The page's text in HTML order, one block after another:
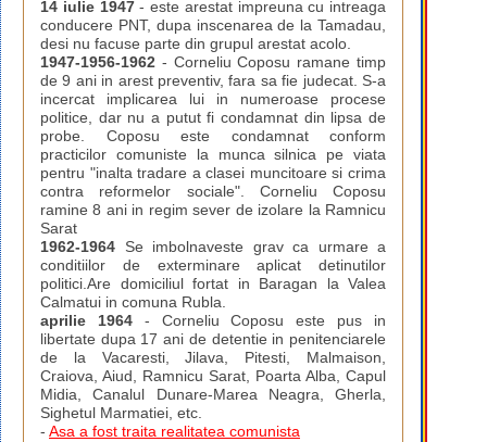
14 iulie 1947- este arestat impreuna cu intreaga
conducere PNT, dupa inscenarea de la Tamadau,
desi nu facuse parte din grupul arestat acolo.
1947-1956-1962 - Corneliu Coposu ramane timp
de 9 ani in arest preventiv, fara sa fie judecat. S-a
incercat implicarea lui in numeroase procese
politice, dar nu a putut fi condamnat din lipsa de
probe. Coposu este condamnat conform
practicilor comuniste la munca silnica pe viata
pentru "inalta tradare a clasei muncitoare si crima
contra reformelor sociale". Corneliu Coposu
ramine 8 ani in regim sever de izolare la Ramnicu
Sarat
1962-1964 Se imbolnaveste grav ca urmare a
conditiilor de exterminare aplicat detinutilor
politici.Are domiciliul fortat in Baragan la Valea
Calmatui in comuna Rubla.
aprilie 1964- Corneliu Coposu este pus in
libertate dupa 17 ani de detentie in penitenciarele
de la Vacaresti, Jilava, Pitesti, Malmaison,
Craiova, Aiud, Ramnicu Sarat, Poarta Alba, Capul
Midia, Canalul Dunare-Marea Neagra, Gherla,
Sighetul Marmatiei, etc.
- Asa a fost traita realitatea comunista